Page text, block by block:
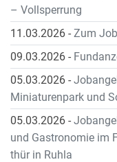
– Vollsperrung
11.03.2026 - Zum
09.03.2026 -
05.03.2026 -
Miniaturenpark und
05.03.2026 -
und Gastronomie im
thür in Ruhla